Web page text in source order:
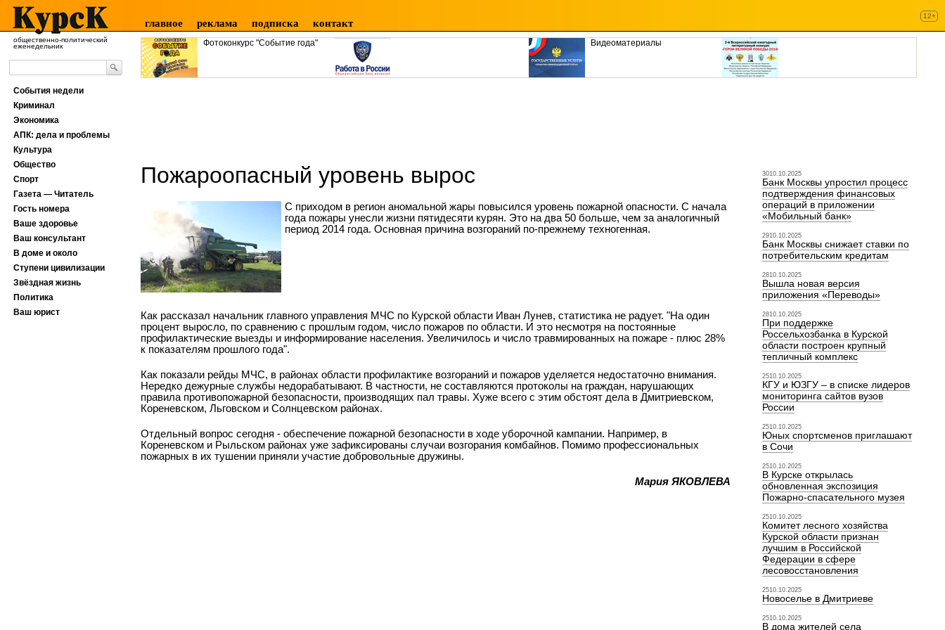
общественно-политический
еженедельник
главное реклама подписка контакт
12+
Фотоконкурс "Событие года" Видеоматериалы
Пожароопасный уровень вырос
С приходом в регион аномальной жары повысился уровень пожарной опасности. С начала
года пожары унесли жизни пятидесяти курян. Это на два 50 больше, чем за аналогичный
период 2014 года. Основная причина возгораний по-прежнему техногенная.
Как рассказал начальник главного управления МЧС по Курской области Иван Лунев, статистика не радует. "На один
процент выросло, по сравнению с прошлым годом, число пожаров по области. И это несмотря на постоянные
профилактические выезды и информирование населения. Увеличилось и число травмированных на пожаре - плюс 28%
к показателям прошлого года".
Как показали рейды МЧС, в районах области профилактике возгораний и пожаров уделяется недостаточно внимания.
Нередко дежурные службы недорабатывают. В частности, не составляются протоколы на граждан, нарушающих
правила противопожарной безопасности, производящих пал травы. Хуже всего с этим обстоят дела в Дмитриевском,
Кореневском, Льговском и Солнцевском районах.
Отдельный вопрос сегодня - обеспечение пожарной безопасности в ходе уборочной кампании. Например, в
Кореневском и Рыльском районах уже зафиксированы случаи возгорания комбайнов. Помимо профессиональных
пожарных в их тушении приняли участие добровольные дружины.
Мария ЯКОВЛЕВА
3010.10.2025
Банк Москвы упростил процесс
подтверждения финансовых
операций в приложении
«Мобильный банк»
2910.10.2025
Банк Москвы снижает ставки по
потребительским кредитам
2810.10.2025
Вышла новая версия
приложения «Переводы»
2810.10.2025
При поддержке
Россельхозбанка в Курской
области построен крупный
тепличный комплекс
2510.10.2025
КГУ и ЮЗГУ – в списке лидеров
мониторинга сайтов вузов
России
2510.10.2025
Юных спортсменов приглашают
в Сочи
2510.10.2025
В Курске открылась
обновленная экспозиция
Пожарно-спасательного музея
2510.10.2025
Комитет лесного хозяйства
Курской области признан
лучшим в Российской
Федерации в сфере
лесовосстановления
2510.10.2025
Новоселье в Дмитриеве
2510.10.2025
В дома жителей села
События недели
Криминал
Экономика
АПК: дела и проблемы
Культура
Общество
Спорт
Газета — Читатель
Гость номера
Ваше здоровье
Ваш консультант
В доме и около
Ступени цивилизации
Звёздная жизнь
Политика
Ваш юрист